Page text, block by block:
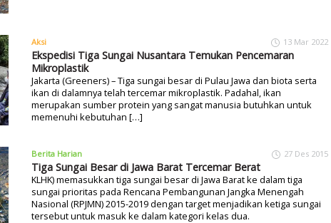
Aksi 13 Mar 2022
Ekspedisi Tiga Sungai Nusantara Temukan Pencemaran
Mikroplastik
Jakarta (Greeners) – Tiga sungai besar di Pulau Jawa dan biota serta
ikan di dalamnya telah tercemar mikroplastik. Padahal, ikan
merupakan sumber protein yang sangat manusia butuhkan untuk
memenuhi kebutuhan […]
Berita Harian 27 Des 2015
Tiga Sungai Besar di Jawa Barat Tercemar Berat
KLHK) memasukkan tiga sungai besar di Jawa Barat ke dalam tiga
sungai prioritas pada Rencana Pembangunan Jangka Menengah
Nasional (RPJMN) 2015-2019 dengan target menjadikan ketiga sungai
tersebut untuk masuk ke dalam kategori kelas dua.